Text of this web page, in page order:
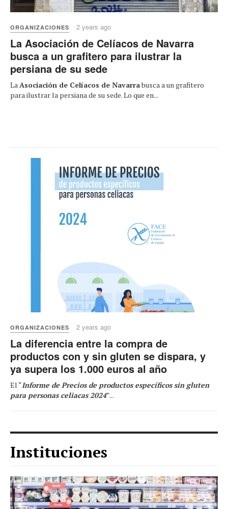
ORGANIZACIONES 2 years ago
La Asociación de Celíacos de Navarra
busca a un grafitero para ilustrar la
persiana de su sede
LaAsociación de Celíacos de Navarrabusca a un grafitero
para ilustrar la persiana de su sede. Lo que en...
ORGANIZACIONES 2 years ago
La diferencia entre la compra de
productos con y sin gluten se dispara, y
ya supera los 1.000 euros al año
El “Informe de Precios de productos específicos sin gluten
para personas celiacas 2024”...
Instituciones